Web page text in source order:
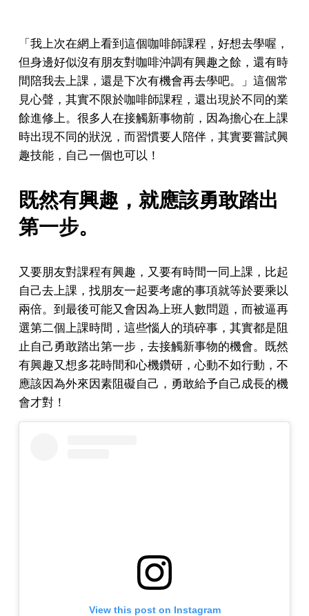
「我上次在網上看到這個咖啡師課程，好想去學喔，
但身邊好似沒有朋友對咖啡沖調有興趣之餘，還有時
間陪我去上課，還是下次有機會再去學吧。」這個常
見心聲，其實不限於咖啡師課程，還出現於不同的業
餘進修上。很多人在接觸新事物前，因為擔心在上課
時出現不同的狀況，而習慣要人陪伴，其實要嘗試興
趣技能，自己一個也可以！
既然有興趣，就應該勇敢踏出
第一步。
又要朋友對課程有興趣，又要有時間一同上課，比起
自己去上課，找朋友一起要考慮的事項就等於要乘以
兩倍。到最後可能又會因為上班人數問題，而被逼再
選第二個上課時間，這些惱人的瑣碎事，其實都是阻
止自己勇敢踏出第一步，去接觸新事物的機會。既然
有興趣又想多花時間和心機鑽研，心動不如行動，不
應該因為外來因素阻礙自己，勇敢給予自己成長的機
會才對！
View this post on Instagram